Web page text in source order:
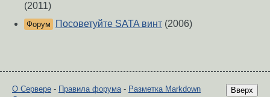
(2011)
Форум Посоветуйте SATA винт (2006)
Вверх
О Сервере - Правила форума- Разметка Markdown